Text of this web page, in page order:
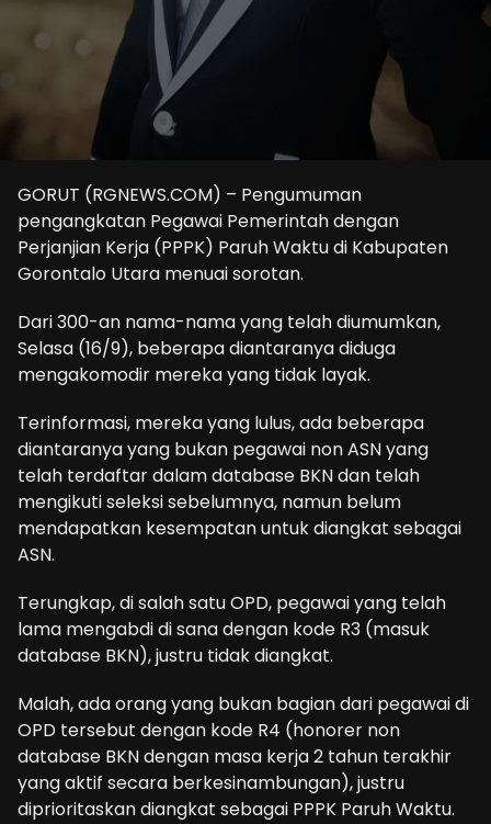
GORUT (RGNEWS.COM) – Pengumuman
pengangkatan Pegawai Pemerintah dengan
Perjanjian Kerja (PPPK) Paruh Waktu di Kabupaten
Gorontalo Utara menuai sorotan.
Dari 300-an nama-nama yang telah diumumkan,
Selasa (16/9), beberapa diantaranya diduga
mengakomodir mereka yang tidak layak.
Terinformasi, mereka yang lulus, ada beberapa
diantaranya yang bukan pegawai non ASN yang
telah terdaftar dalam database BKN dan telah
mengikuti seleksi sebelumnya, namun belum
mendapatkan kesempatan untuk diangkat sebagai
ASN.
Terungkap, di salah satu OPD, pegawai yang telah
lama mengabdi di sana dengan kode R3 (masuk
database BKN), justru tidak diangkat.
Malah, ada orang yang bukan bagian dari pegawai di
OPD tersebut dengan kode R4 (honorer non
database BKN dengan masa kerja 2 tahun terakhir
yang aktif secara berkesinambungan), justru
diprioritaskan diangkat sebagai PPPK Paruh Waktu.